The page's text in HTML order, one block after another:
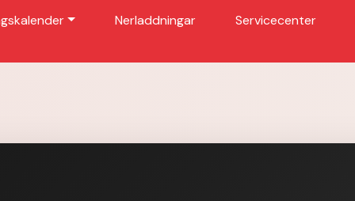
Nerladdningar Servicecenter